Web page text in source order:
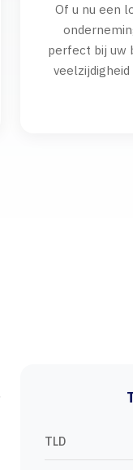
Of u nu een
perfect bij uw
TLD